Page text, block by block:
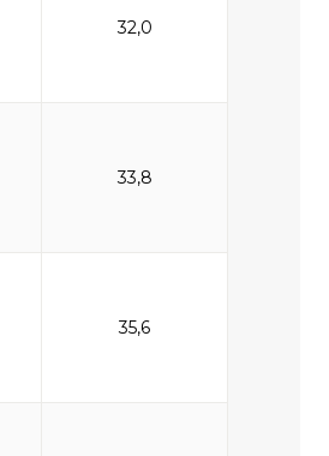
32,0
33,8
35,6